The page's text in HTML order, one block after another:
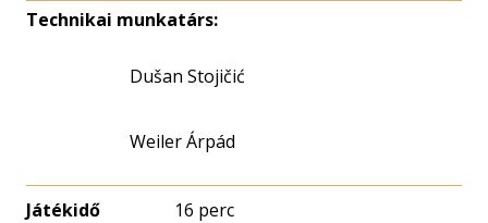
Technikai munkatárs:
Dušan Stojičić
Weiler Árpád
Játékidő 16 perc